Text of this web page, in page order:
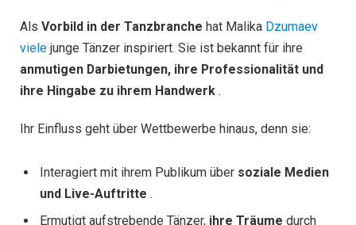
Als Vorbild in der Tanzbranche hat Malika Dzumaev
viele junge Tänzer inspiriert. Sie ist bekannt für ihre
anmutigen Darbietungen, ihre Professionalität und
ihre Hingabe zu ihrem Handwerk .
Ihr Einfluss geht über Wettbewerbe hinaus, denn sie:
Interagiert mit ihrem Publikum über soziale Medien
und Live-Auftritte .
Ermutigt aufstrebende Tänzer, ihre Träume durch